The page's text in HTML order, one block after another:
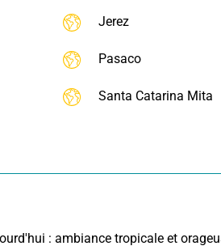
Jerez
Pasaco
Santa Catarina Mita